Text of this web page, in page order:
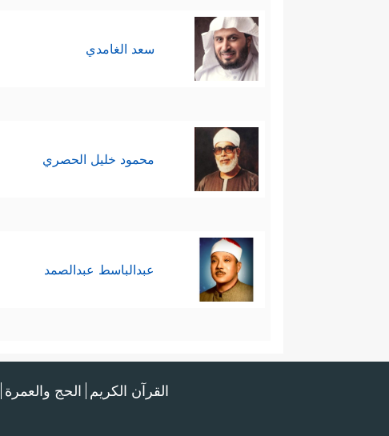
سعد الغامدي
محمود خليل الحصري
عبدالباسط عبدالصمد
القرآن الكريم الحج والعمرة